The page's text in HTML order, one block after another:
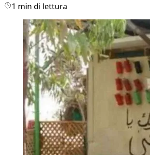
1 min di lettura